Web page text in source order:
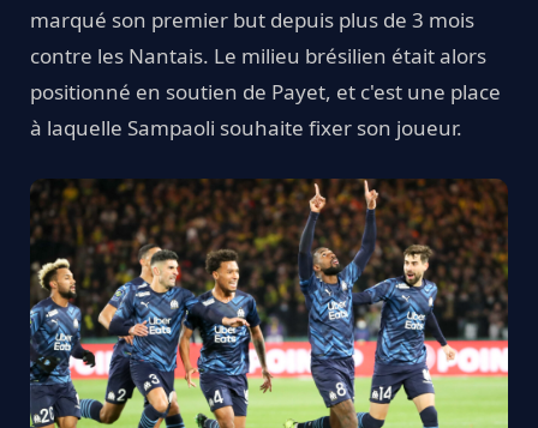
marqué son premier but depuis plus de 3 mois
contre les Nantais. Le milieu brésilien était alors
positionné en soutien de Payet, et c'est une place
à laquelle Sampaoli souhaite fixer son joueur.